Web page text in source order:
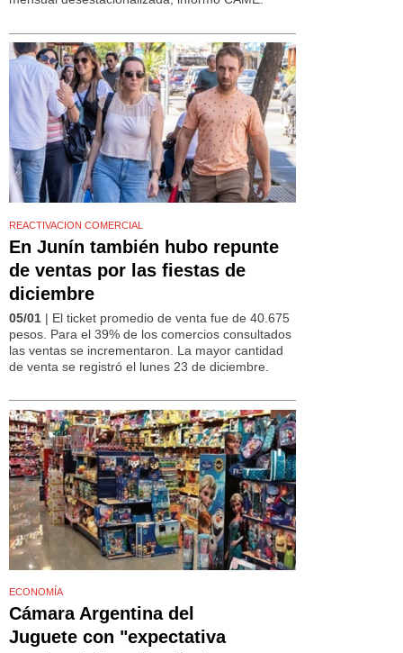
REACTIVACION COMERCIAL
En Junín también hubo repunte
de ventas por las fiestas de
diciembre
05/01 | El ticket promedio de venta fue de 40.675
pesos. Para el 39% de los comercios consultados
las ventas se incrementaron. La mayor cantidad
de venta se registró el lunes 23 de diciembre.
ECONOMÍA
Cámara Argentina del
Juguete con "expectativa